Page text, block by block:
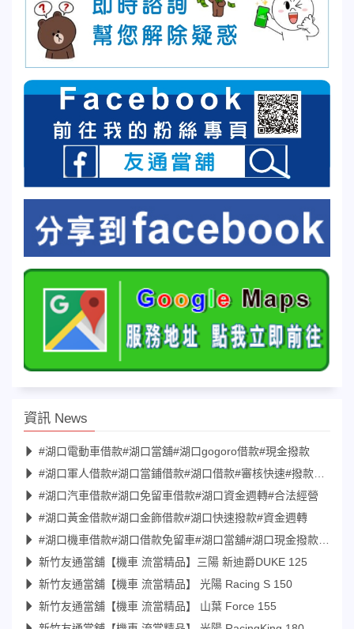
資訊 News
#湖口電動車借款#湖口當舖#湖口gogoro借款#現金撥款
#湖口軍人借款#湖口當鋪借款#湖口借款#審核快速#撥款快速
#湖口汽車借款#湖口免留車借款#湖口資金週轉#合法經營
#湖口黃金借款#湖口金飾借款#湖口快速撥款#資金週轉
#湖口機車借款#湖口借款免留車#湖口當舖#湖口現金撥款#保密
新竹友通當舖【機車 流當精品】三陽 新迪爵DUKE 125
新竹友通當舖【機車 流當精品】 光陽 Racing S 150
新竹友通當舖【機車 流當精品】 山葉 Force 155